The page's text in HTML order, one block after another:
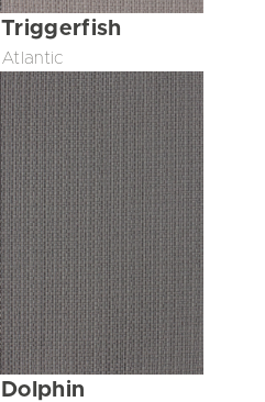
Triggerfish
Atlantic
Dolphin